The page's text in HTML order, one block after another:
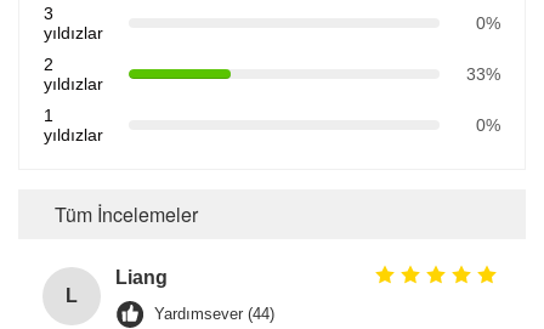
3
yıldızlar
0%
2
yıldızlar
33%
1
yıldızlar
0%
Tüm İncelemeler
L
Liang
Yardımsever (44)